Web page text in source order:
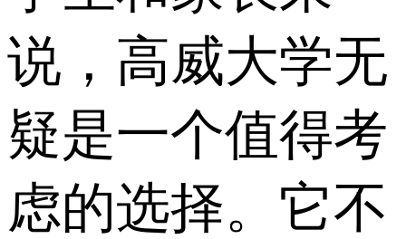
说，高威大学无
疑是一个值得考
虑的选择。它不